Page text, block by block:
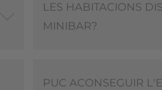
LES HABITACIONS
MINIBAR?
PUC ACONSEGUIR